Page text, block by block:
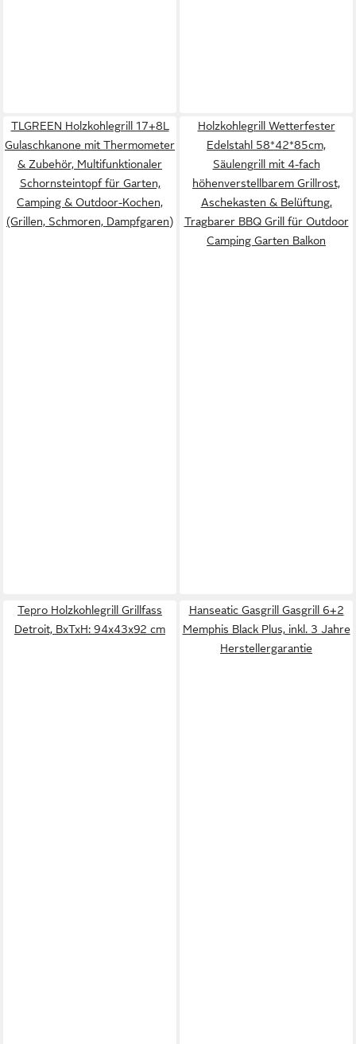
TLGREEN Holzkohlegrill 17+8L
Gulaschkanone mit Thermometer
& Zubehör, Multifunktionaler
Schornsteintopf für Garten,
Camping & Outdoor-Kochen,
(Grillen, Schmoren, Dampfgaren)
Holzkohlegrill Wetterfester
Edelstahl 58*42*85cm,
Säulengrill mit 4-fach
höhenverstellbarem Grillrost,
Aschekasten & Belüftung,
Tragbarer BBQ Grill für Outdoor
Camping Garten Balkon
Tepro Holzkohlegrill Grillfass
Detroit, BxTxH: 94x43x92 cm
Hanseatic Gasgrill Gasgrill 6+2
Memphis Black Plus, inkl. 3 Jahre
Herstellergarantie